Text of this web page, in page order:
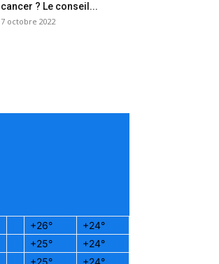
cancer ? Le conseil...
7 octobre 2022
+26° +24°
+25° +24°